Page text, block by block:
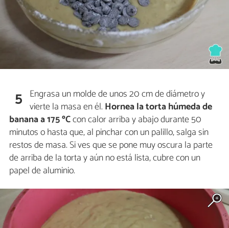
5 Engrasa un molde de unos 20 cm de diámetro y
vierte la masa en él. Hornea la torta húmeda de
banana a 175 ºCcon calor arriba y abajo durante 50
minutos o hasta que, al pinchar con un palillo, salga sin
restos de masa. Si ves que se pone muy oscura la parte
de arriba de la torta y aún no está lista, cubre con un
papel de aluminio.